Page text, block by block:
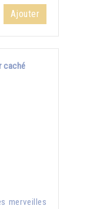
Ajouter
caché
merveilles